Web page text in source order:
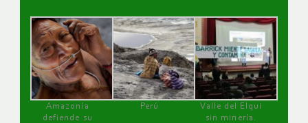
Amazonía
defiende su
Perú
Valle del Elqui
sin minería.